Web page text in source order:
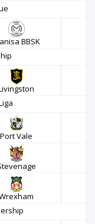
BBSK
Port Vale